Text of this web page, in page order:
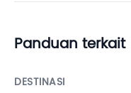
Panduan terkait
DESTINASI